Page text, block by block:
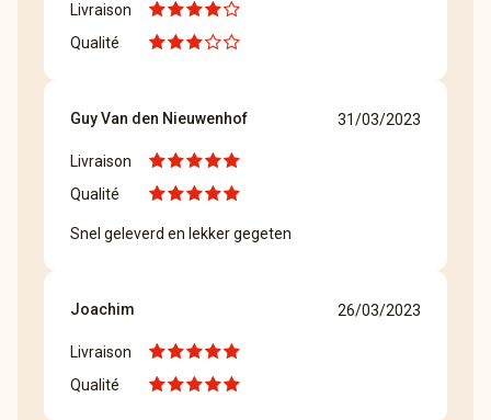
Livraison
Qualité
Guy Van den Nieuwenhof 31/03/2023
Livraison
Qualité
Snel geleverd en lekker gegeten
Joachim 26/03/2023
Livraison
Qualité